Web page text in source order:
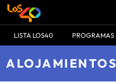
LISTA LOS40 PROGRAMAS
ALOJAMIENTOS